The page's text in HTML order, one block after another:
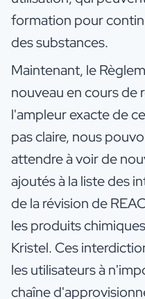
formation pour
des substances.
Maintenant, le
nouveau en cours de
l'ampleur exacte de
pas claire, nous
attendre à voir de
ajoutés à la liste des
de la révision de
les produits
Kristel. Ces
les utilisateurs à
chaîne